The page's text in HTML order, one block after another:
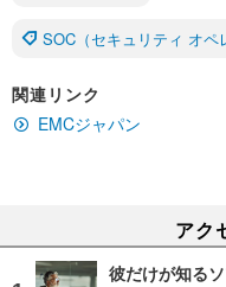
SOC（セキュリティ オペ
関連リンク
EMCジャパン
アク
彼だけが知る